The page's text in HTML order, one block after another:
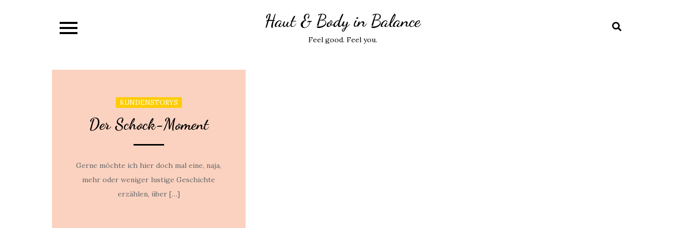
Haut & Body in Balance
Feel good. Feel you.
KUNDENSTORYS
Der Schock-Moment
Gerne möchte ich hier doch mal eine, naja,
mehr oder weniger lustige Geschichte
erzählen, über […]